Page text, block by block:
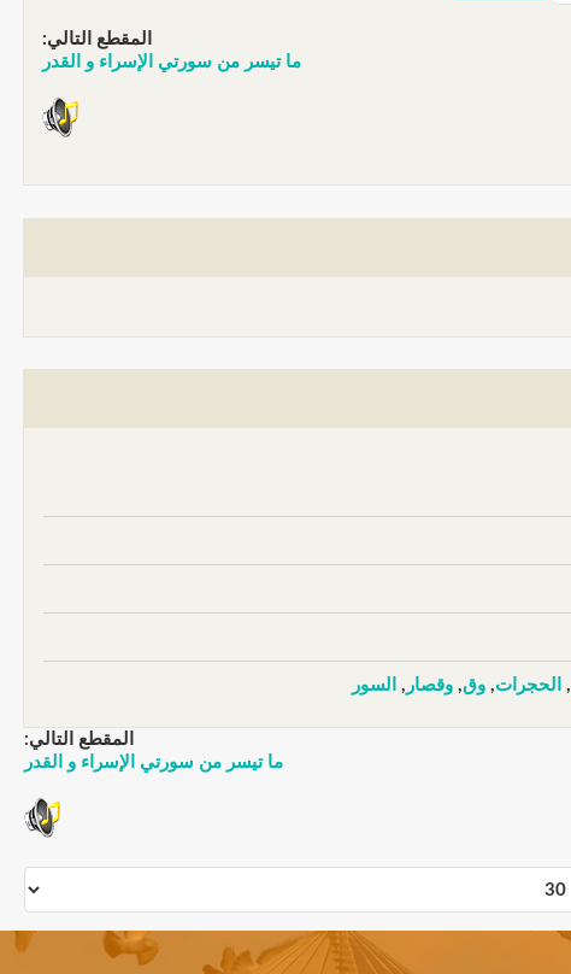
المقطع التالي:
ما تيسر من سورتي الإسراء و القدر
, الحجرات,وق,وقصار , السور
المقطع التالي:
ما تيسر من سورتي الإسراء و القدر